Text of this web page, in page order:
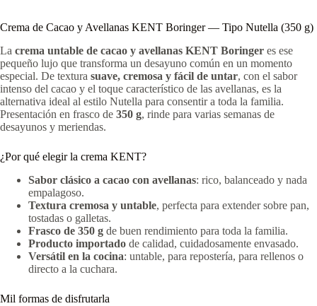
Crema de Cacao y Avellanas KENT Boringer — Tipo Nutella (350 g)
La crema untable de cacao y avellanas KENT Boringer es ese
pequeño lujo que transforma un desayuno común en un momento
especial. De textura suave, cremosa y fácil de untar, con el sabor
intenso del cacao y el toque característico de las avellanas, es la
alternativa ideal al estilo Nutella para consentir a toda la familia.
Presentación en frasco de 350 g, rinde para varias semanas de
desayunos y meriendas.
¿Por qué elegir la crema KENT?
Sabor clásico a cacao con avellanas: rico, balanceado y nada
empalagoso.
Textura cremosa y untable, perfecta para extender sobre pan,
tostadas o galletas.
Frasco de 350 g de buen rendimiento para toda la familia.
Producto importado de calidad, cuidadosamente envasado.
Versátil en la cocina: untable, para repostería, para rellenos o
directo a la cuchara.
Mil formas de disfrutarla